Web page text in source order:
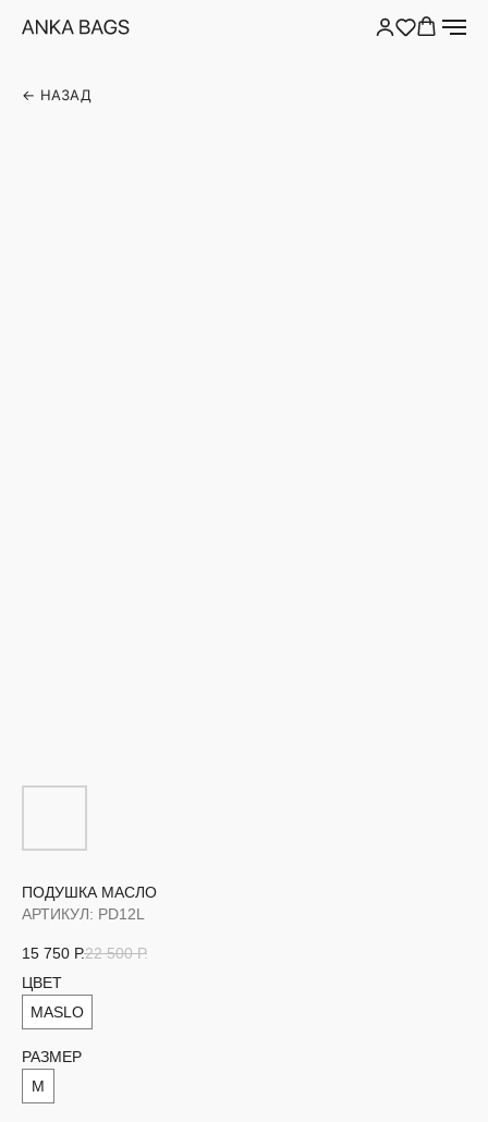
← НАЗАД
ПОДУШКА МАСЛО
АРТИКУЛ: PD12L
15 750 Р.22 500 Р.
ЦВЕТ
MASLO
РАЗМЕР
M